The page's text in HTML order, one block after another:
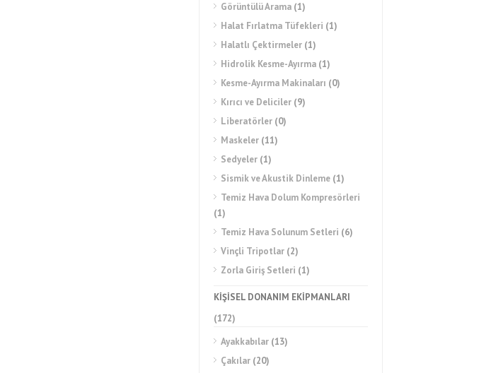
Görüntülü Arama (1)
Halat Fırlatma Tüfekleri (1)
Halatlı Çektirmeler (1)
Hidrolik Kesme-Ayırma (1)
Kesme-Ayırma Makinaları (0)
Kırıcı ve Deliciler (9)
Liberatörler (0)
Maskeler (11)
Sedyeler (1)
Sismik ve Akustik Dinleme (1)
Temiz Hava Dolum Kompresörleri
(1)
Temiz Hava Solunum Setleri (6)
Vinçli Tripotlar (2)
Zorla Giriş Setleri (1)
KİŞİSEL DONANIM EKİPMANLARI
(172)
Ayakkabılar (13)
Çakılar (20)